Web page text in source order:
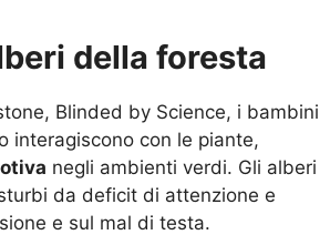
della foresta
Blinded by Science, i bambini
interagiscono con le piante,
negli ambienti verdi. Gli alberi
da deficit di attenzione e
e sul mal di testa.